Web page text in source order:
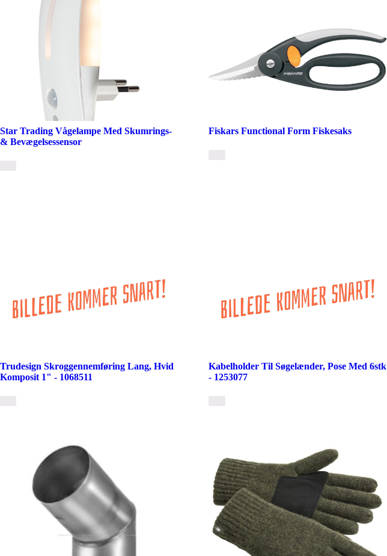
Star Trading Vågelampe Med Skumrings-
& Bevægelsessensor
Fiskars Functional Form Fiskesaks
Trudesign Skroggennemføring Lang, Hvid
Komposit 1" - 1068511
Kabelholder Til Søgelænder, Pose Med 6stk
- 1253077